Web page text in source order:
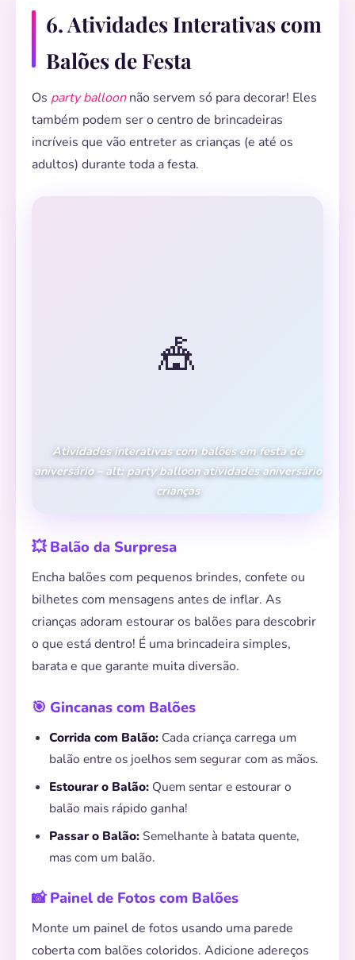
6. Atividades Interativas com
Balões de Festa
Os party balloonnão servem só para decorar! Eles
também podem ser o centro de brincadeiras
incríveis que vão entreter as crianças (e até os
adultos) durante toda a festa.
🎪
Atividades interativas com balões em festa de
aniversário – alt: party balloon atividades aniversário
crianças
💥 Balão da Surpresa
Encha balões com pequenos brindes, confete ou
bilhetes com mensagens antes de inflar. As
crianças adoram estourar os balões para descobrir
o que está dentro! É uma brincadeira simples,
barata e que garante muita diversão.
🎯 Gincanas com Balões
Corrida com Balão: Cada criança carrega um
balão entre os joelhos sem segurar com as mãos.
Estourar o Balão: Quem sentar e estourar o
balão mais rápido ganha!
Passar o Balão:Semelhante à batata quente,
mas com um balão.
📸 Painel de Fotos com Balões
Monte um painel de fotos usando uma parede
coberta com balões coloridos. Adicione adereços